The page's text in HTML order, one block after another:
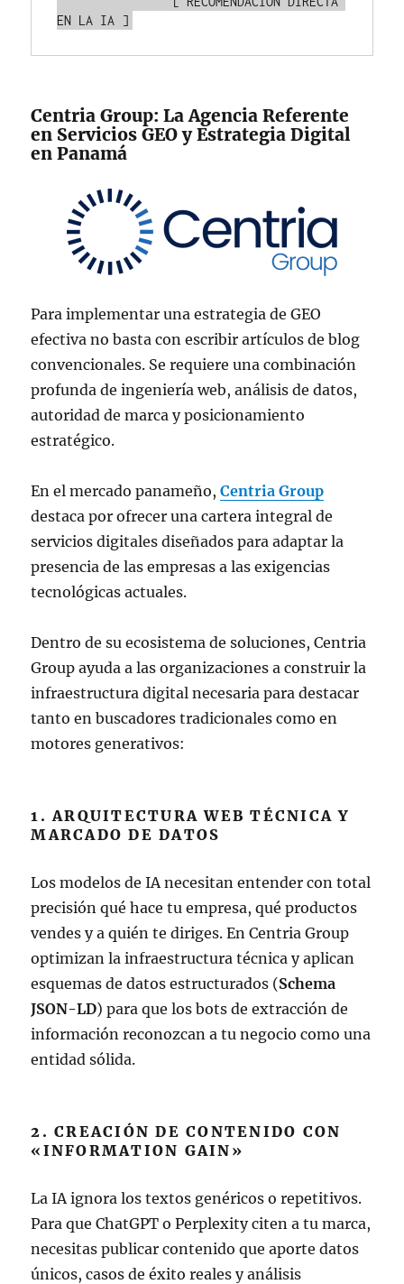
Centria Group: La Agencia Referente
en Servicios GEO y Estrategia Digital
en Panamá
Para implementar una estrategia de GEO
efectiva no basta con escribir artículos de blog
convencionales. Se requiere una combinación
profunda de ingeniería web, análisis de datos,
autoridad de marca y posicionamiento
estratégico.
En el mercado panameño,Centria Group
destaca por ofrecer una cartera integral de
servicios digitales diseñados para adaptar la
presencia de las empresas a las exigencias
tecnológicas actuales.
Dentro de su ecosistema de soluciones, Centria
Group ayuda a las organizaciones a construir la
infraestructura digital necesaria para destacar
tanto en buscadores tradicionales como en
motores generativos:
1. ARQUITECTURA WEB TÉCNICA Y
MARCADO DE DATOS
Los modelos de IA necesitan entender con total
precisión qué hace tu empresa, qué productos
vendes y a quién te diriges. En Centria Group
optimizan la infraestructura técnica y aplican
esquemas de datos estructurados (Schema
JSON-LD) para que los bots de extracción de
información reconozcan a tu negocio como una
entidad sólida.
2. CREACIÓN DE CONTENIDO CON
«INFORMATION GAIN»
La IA ignora los textos genéricos o repetitivos.
Para que ChatGPT o Perplexity citen a tu marca,
necesitas publicar contenido que aporte datos
únicos, casos de éxito reales y análisis